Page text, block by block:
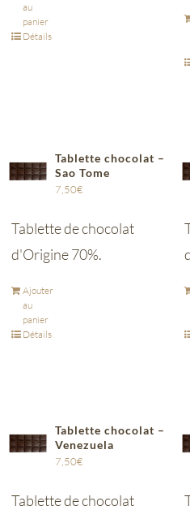
au
panier
Détails
Tablette chocolat –
Sao Tome
7,50€
Tablette de chocolat
d'Origine 70%.
Ajouter
au
panier
Détails
Tablette chocolat –
Venezuela
7,50€
Tablette de chocolat